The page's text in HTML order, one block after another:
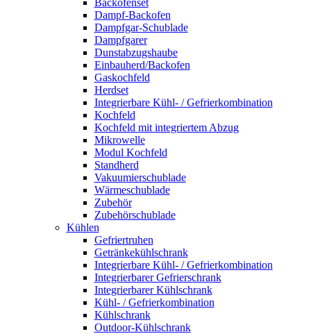
Backofenset
Dampf-Backofen
Dampfgar-Schublade
Dampfgarer
Dunstabzugshaube
Einbauherd/Backofen
Gaskochfeld
Herdset
Integrierbare Kühl- / Gefrierkombination
Kochfeld
Kochfeld mit integriertem Abzug
Mikrowelle
Modul Kochfeld
Standherd
Vakuumierschublade
Wärmeschublade
Zubehör
Zubehörschublade
Kühlen
Gefriertruhen
Getränkekühlschrank
Integrierbare Kühl- / Gefrierkombination
Integrierbarer Gefrierschrank
Integrierbarer Kühlschrank
Kühl- / Gefrierkombination
Kühlschrank
Outdoor-Kühlschrank